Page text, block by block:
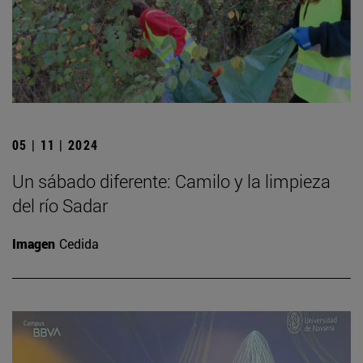
05 | 11 | 2024
Un sábado diferente: Camilo y la limpieza
del río Sadar
Imagen Cedida